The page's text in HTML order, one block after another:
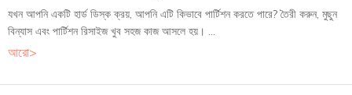
যখন আপনি একটি হার্ড ডিস্ক ক্রয়, আপনি এটি কিভাবে পার্টিশন করতে পারে? তৈরী করুন, মুছুন
বিন্যাস এবং পার্টিশন রিসাইজ খুব সহজ কাজ আসলে হয়। ...
আরো>